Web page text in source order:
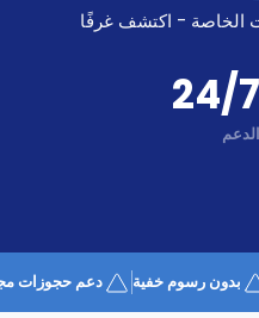
الخاصة - اكتشف غرفًا
24/7
الدعم
بدون رسوم خفية دعم حجوزات